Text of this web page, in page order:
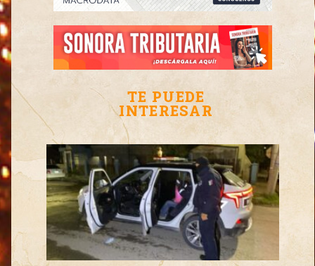
TE PUEDE
INTERESAR